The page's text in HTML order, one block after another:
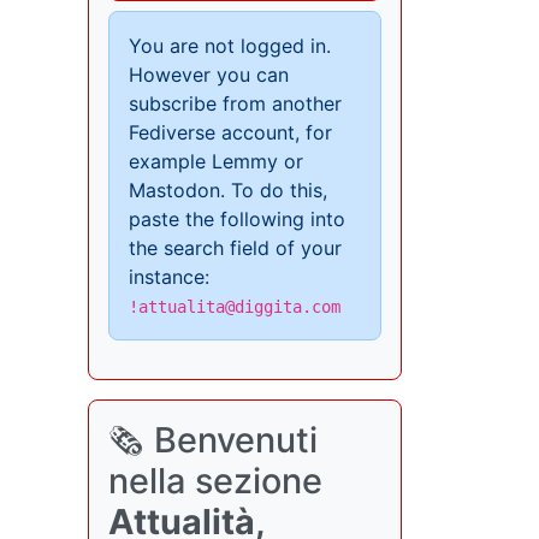
You are not logged in.
However you can
subscribe from another
Fediverse account, for
example Lemmy or
Mastodon. To do this,
paste the following into
the search field of your
instance:
!attualita@diggita.com
🗞️ Benvenuti
nella sezione
Attualità,